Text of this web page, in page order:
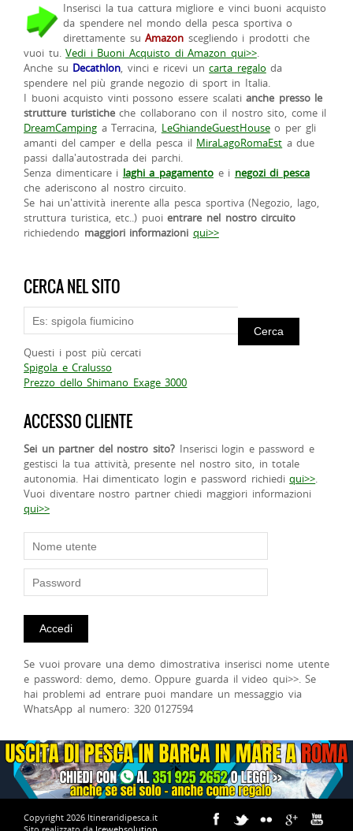
Inserisci la tua cattura migliore e vinci buoni acquisto
da spendere nel mondo della pesca sportiva o
direttamente suAmazon scegliendo i prodotti che
vuoi tu.Vedi i Buoni Acquisto di Amazon qui>>.
Anche su Decathlon, vinci e ricevi uncarta regalo da
spendere nel più grande negozio di sport in Italia.
I buoni acquisto vinti possono essere scalatianche presso le
strutture turisticheche collaborano con il nostro sito, come il
DreamCamping a Terracina, LeGhiandeGuestHouseo per gli
amanti del camper e della pesca il MiraLagoRomaEst a due
passi dalla'autostrada dei parchi.
Senza dimenticare i laghi a pagamento e i negozi di pesca
che aderiscono al nostro circuito.
Se hai un'attività inerente alla pesca sportiva (Negozio, lago,
struttura turistica, etc..) puoientrare nel nostro circuito
richiedendo maggiori informazioni qui>>
CERCA NEL SITO
Questi i post più cercati
Spigola e Cralusso
Prezzo dello Shimano Exage 3000
ACCESSO CLIENTE
Sei un partner del nostro sito? Inserisci login e password e
gestisci la tua attività, presente nel nostro sito, in totale
autonomia. Hai dimenticato login e password richiediqui>>.
Vuoi diventare nostro partner chiedi maggiori informazioni
qui>>
Se vuoi provare una demo dimostrativa inserisci nome utente
e password: demo, demo. Oppure guarda il video qui>>. Se
hai problemi ad entrare puoi mandare un messaggio via
WhatsApp al numero: 320 0127594
Copyright 2026 Itineraridipesca.it